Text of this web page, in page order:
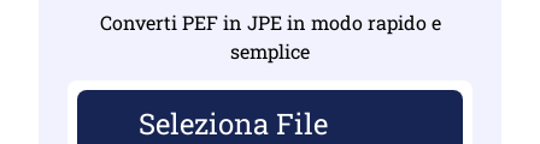
Converti PEF in JPE in modo rapido e
semplice
Seleziona File